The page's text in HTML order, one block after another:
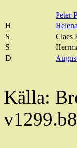
Peter
H
S
Claes
S
D
Källa: